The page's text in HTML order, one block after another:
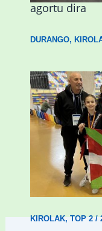
agortu dira
DURANGO,
Wadokan
14
KIROLAK,TOP 2/